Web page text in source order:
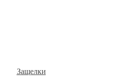
Защелки